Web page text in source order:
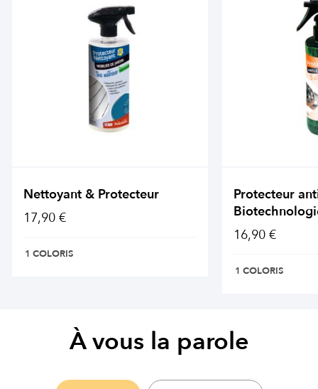
Nettoyant & Protecteur
17,90 €
1 COLORIS
Protecteur
16,90 €
1 COLORIS
À vous la parole